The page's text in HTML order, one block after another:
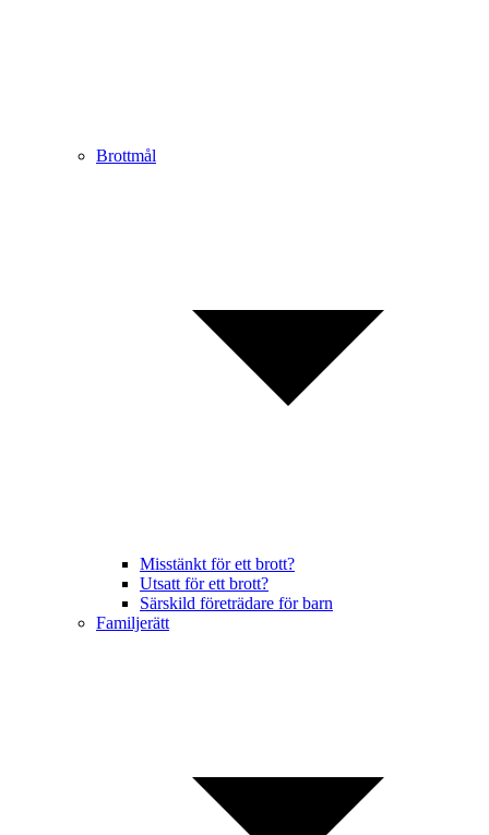
Brottmål
Misstänkt för ett brott?
Utsatt för ett brott?
Särskild företrädare för barn
Familjerätt